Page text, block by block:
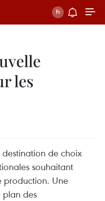
les
de choix
souhaitant
production. Une
plan des